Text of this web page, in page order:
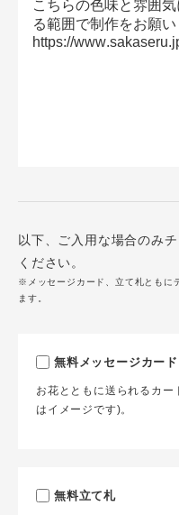
以下、ご入用な場合のみ
ください。
※メッセージカード、立て札ともに
ます。
無料メッセージカード
お花とともに送られるカー
はイメージです)。
無料立て札